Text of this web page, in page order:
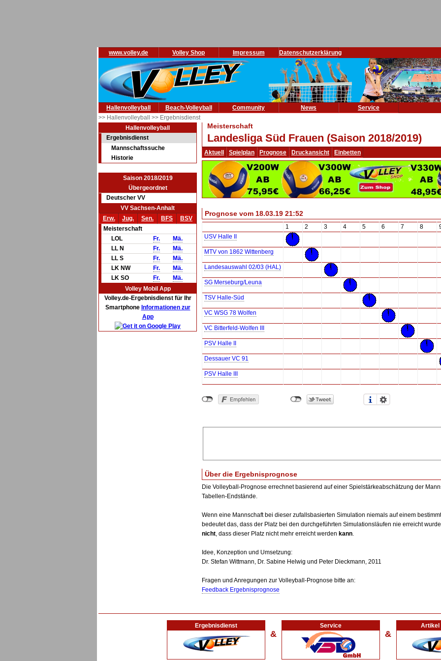
www.volley.de Volley Shop Impressum Datenschutzerklärung
Hallenvolleyball Beach-Volleyball Community News
Service
>> Hallenvolleyball >> Ergebnisdienst
Hallenvolleyball
Ergebnisdienst
Mannschaftssuche
Historie
Saison 2018/2019
Übergeordnet
Deutscher VV
VV Sachsen-Anhalt
Erw.
Jug. Sen. BFS
BSV
Meisterschaft
LOL
Fr.
Mä.
LL N
Fr.
Mä.
LL S
Fr.
Mä.
LK NW
Fr.
Mä.
LK SO
Fr.
Mä.
Volley Mobil App
Volley.de-Ergebnisdienst für Ihr
Smartphone Informationen zur
App
Meisterschaft
Landesliga Süd Frauen (Saison 2018/2019)
Aktuell Spielplan Prognose Druckansicht Einbetten
Prognose vom 18.03.19 21:52
1 2 3 4 5 6 7 8
USV Halle II
MTV von 1862 Wittenberg
Landesauswahl 02/03 (HAL)
SG Merseburg/Leuna
TSV Halle-Süd
VC WSG 78 Wolfen
VC Bitterfeld-Wolfen III
PSV Halle II
Dessauer VC 91
PSV Halle III
Über die Ergebnisprognose
Die Volleyball-Prognose errechnet basierend auf einer Spielstärkeabschätzung der
Tabellen-Endstände.
Wenn eine Mannschaft bei dieser zufallsbasierten Simulation niemals auf einem
bedeutet das, dass der Platz bei den durchgeführten Simulationsläufen nie erreicht
nicht, dass dieser Platz nicht mehr erreicht werden kann.
Idee, Konzeption und Umsetzung:
Dr. Stefan Wittmann, Dr. Sabine Helwig und Peter Dieckmann, 2011
Fragen und Anregungen zur Volleyball-Prognose bitte an:
Feedback Ergebnisprognose
Ergebnisdienst
&
Service
&
Artikel